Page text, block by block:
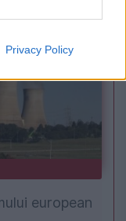
Privacy Policy
european